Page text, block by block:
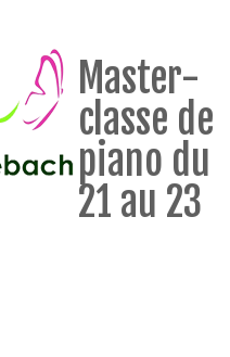
Master-
classe de
piano du
21 au 23